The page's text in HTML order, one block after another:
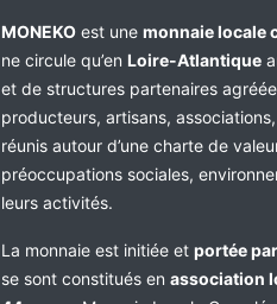
MONEKO est une monnaie locale
ne circule qu’en Loire-Atlantique
et de structures partenaires
producteurs, artisans,
réunis autour d’une charte de
préoccupations sociales,
leurs activités.
La monnaie est initiée et portée
se sont constitués en association